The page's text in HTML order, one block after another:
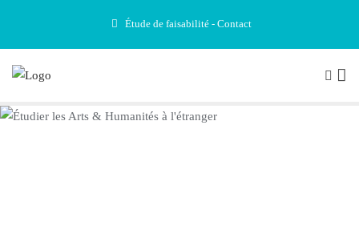
Étude de faisabilité - Contact